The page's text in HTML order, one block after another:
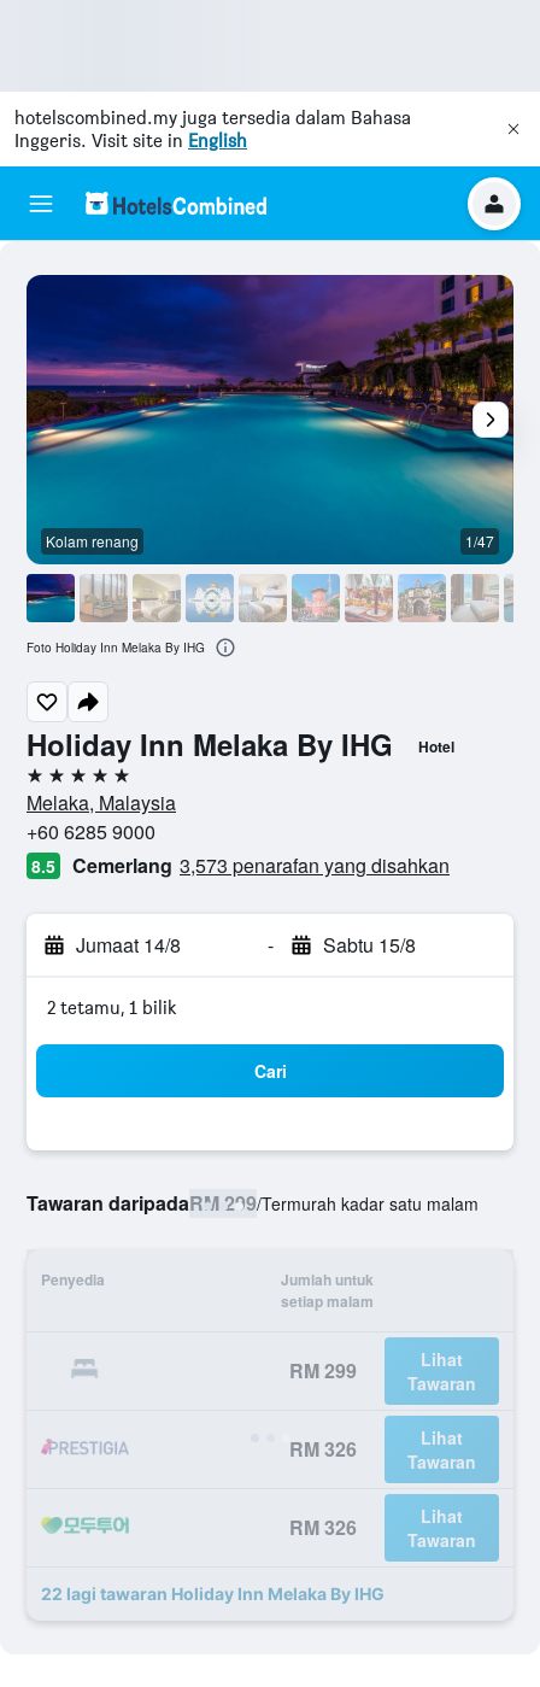
hotelscombined.my juga tersedia dalam Bahasa
Inggeris. Visit site in English
Holiday Inn Melaka By IHG Hotel
5 bintang
Melaka, Malaysia
+60 6285 9000
8.5 Cemerlang 3,573 penarafan yang disahkan
Jumaat 14/8 - Sabtu 15/8
2 tetamu, 1 bilik
Cari
Tawaran daripadaRM 299/Termurah kadar satu malam
Penyedia
Jumlah untuk
setiap malam
RM 299
Lihat
Tawaran
RM 326
Lihat
Tawaran
RM 326
Lihat
Tawaran
22 lagi tawaran Holiday Inn Melaka By IHG
Kolam renang 1/47
Foto Holiday Inn Melaka By IHG